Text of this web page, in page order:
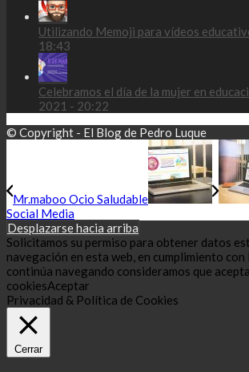
Utilizando Memoji para vídeos
18:43
Celebramos el día de la mujer en
2021 - 20:22
© Copyright - El Blog de Pedro Luque
Mr.maboo Ocio Saludable
Social Media
Desplazarse hacia arriba
Solicitamos su permiso para obtener datos
navegación en esta web, en cumplimiento con
continúa navegando consideramos que
cookiesAceptar
Privacidad & Política de Cookies
Cerrar